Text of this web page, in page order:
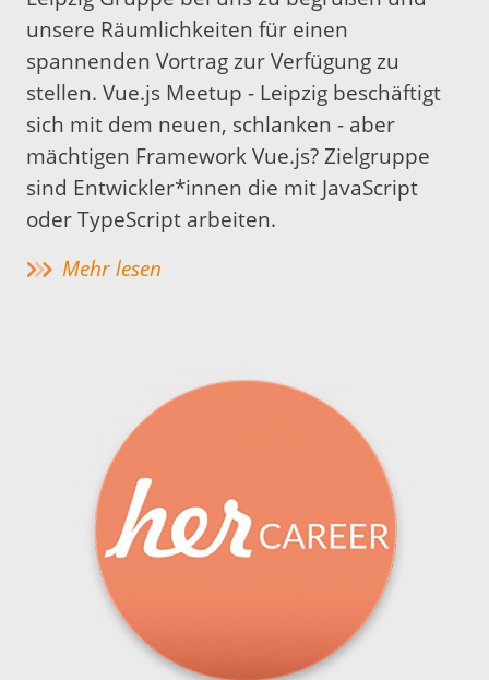
unsere Räumlichkeiten für einen
spannenden Vortrag zur Verfügung zu
stellen. Vue.js Meetup - Leipzig beschäftigt
sich mit dem neuen, schlanken - aber
mächtigen Framework Vue.js? Zielgruppe
sind Entwickler*innen die mit JavaScript
oder TypeScript arbeiten.
Mehr lesen